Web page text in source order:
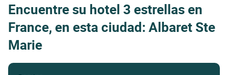
Encuentre su hotel 3 estrellas en
France, en esta ciudad: Albaret Ste
Marie